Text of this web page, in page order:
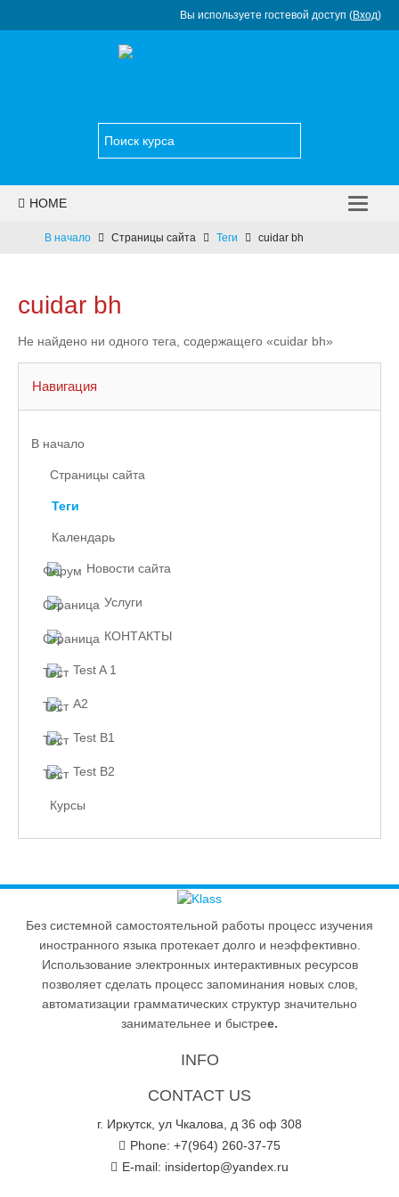
Вы используете гостевой доступ (Вход)
HOME
НОВОСТИ
УСЛУГИ
КОНТАКТЫ
РУССКИЙ ‎(RU)‎
В начало Страницы сайта Теги cuidar bh
cuidar bh
Не найдено ни одного тега, содержащего «cuidar bh»
Навигация
В начало
Страницы сайта
Теги
Календарь
Новости сайта
Услуги
КОНТАКТЫ
Test A 1
A2
Test B1
Test B2
Курсы
Без системной самостоятельной работы процесс изучения
иностранного языка протекает долго и неэффективно.
Использование электронных интерактивных ресурсов
позволяет сделать процесс запоминания новых слов,
автоматизации грамматических структур значительно
занимательнее и быстрее.
INFO
CONTACT US
г. Иркутск, ул Чкалова, д 36 оф 308
Phone: +7(964) 260-37-75
E-mail: insidertop@yandex.ru